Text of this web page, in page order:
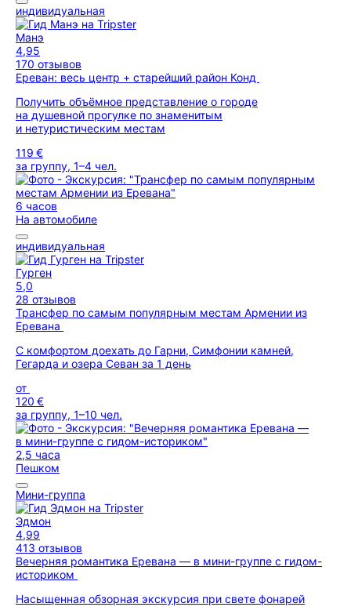
индивидуальная
Манэ
4,95
170 отзывов
Ереван: весь центр + старейший район Конд
Получить объёмное представление о городе
на душевной прогулке по знаменитым
и нетуристическим местам
119 €
за группу, 1–4 чел.
6 часов
На автомобиле
индивидуальная
Гурген
5,0
28 отзывов
Трансфер по самым популярным местам Армении из
Еревана
С комфортом доехать до Гарни, Симфонии камней,
Гегарда и озера Севан за 1 день
от
120 €
за группу, 1–10 чел.
2,5 часа
Пешком
Мини-группа
Эдмон
4,99
413 отзывов
Вечерняя романтика Еревана — в мини-группе с гидом-
историком
Насыщенная обзорная экскурсия при свете фонарей